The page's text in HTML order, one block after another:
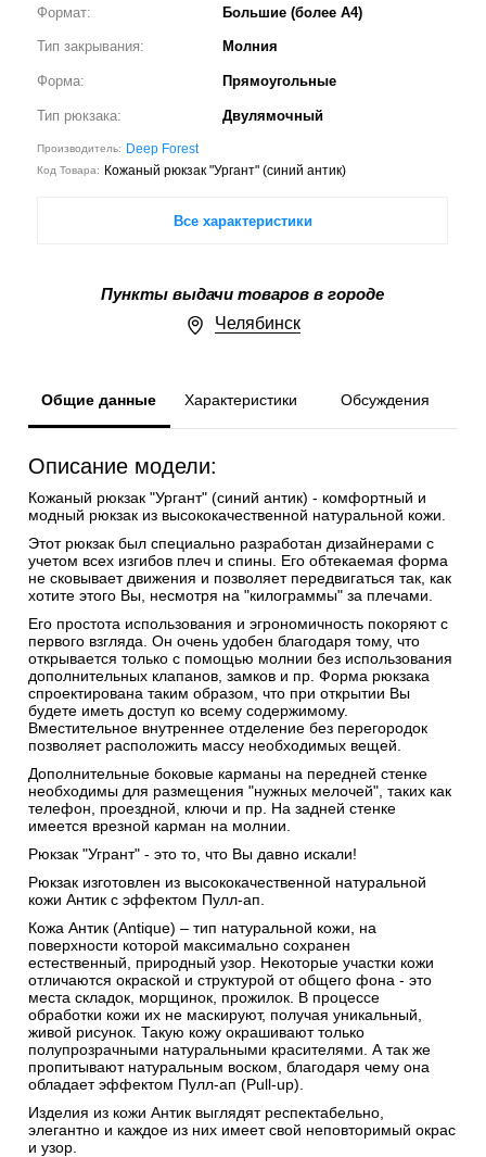
Формат: Большие (более А4)
Тип закрывания: Молния
Форма: Прямоугольные
Тип рюкзака: Двулямочный
Производитель: Deep Forest
Код Товара: Кожаный рюкзак "Ургант" (синий антик)
Все характеристики
Пункты выдачи товаров в городе
Челябинск
Общие данные Характеристики Обсуждения
Описание модели:
Кожаный рюкзак "Ургант" (синий антик) - комфортный и
модный рюкзак из высококачественной натуральной кожи.
Этот рюкзак был специально разработан дизайнерами с
учетом всех изгибов плеч и спины. Его обтекаемая форма
не сковывает движения и позволяет передвигаться так, как
хотите этого Вы, несмотря на "килограммы" за плечами.
Его простота использования и эгрономичность покоряют с
первого взгляда. Он очень удобен благодаря тому, что
открывается только с помощью молнии без использования
дополнительных клапанов, замков и пр. Форма рюкзака
спроектирована таким образом, что при открытии Вы
будете иметь доступ ко всему содержимому.
Вместительное внутреннее отделение без перегородок
позволяет расположить массу необходимых вещей.
Дополнительные боковые карманы на передней стенке
необходимы для размещения "нужных мелочей", таких как
телефон, проездной, ключи и пр. На задней стенке
имеется врезной карман на молнии.
Рюкзак "Угрант" - это то, что Вы давно искали!
Рюкзак изготовлен из высококачественной натуральной
кожи Антик c эффектом Пулл-ап.
Кожа Антик (Antique) – тип натуральной кожи, на
поверхности которой максимально сохранен
естественный, природный узор. Некоторые участки кожи
отличаются окраской и структурой от общего фона - это
места складок, морщинок, прожилок. В процессе
обработки кожи их не маскируют, получая уникальный,
живой рисунок. Такую кожу окрашивают только
полупрозрачными натуральными красителями. А так же
пропитывают натуральным воском, благодаря чему она
обладает эффектом Пулл-ап (Pull-up).
Изделия из кожи Антик выглядят респектабельно,
элегантно и каждое из них имеет свой неповторимый окрас
и узор.